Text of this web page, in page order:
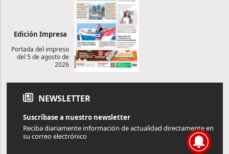
Edición Impresa
Portada del impreso
del 5 de agosto de
2026
NEWSLETTER
Suscríbase a nuestro newsletter
Reciba diariamente información de actualidad directamente en
su correo electrónico